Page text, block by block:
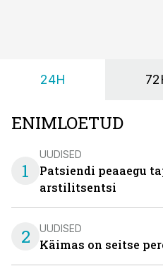
24H
ENIMLOETUD
1
UUDISED
Patsiendi peaaegu
arstilitsentsi
2 UUDISED
Käimas on seitse